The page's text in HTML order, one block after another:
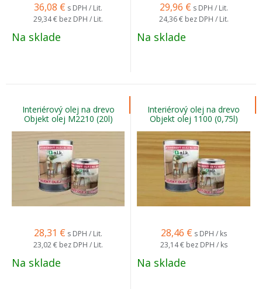
36,08 € s DPH / Lit.
29,34 € bez DPH / Lit.
Na sklade
29,96 € s DPH / Lit.
24,36 € bez DPH / Lit.
Na sklade
Interiérový olej na drevo
Objekt olej M2210 (20l)
28,31 € s DPH / Lit.
23,02 € bez DPH / Lit.
Na sklade
Interiérový olej na drevo
Objekt olej 1100 (0,75l)
28,46 € s DPH / ks
23,14 € bez DPH / ks
Na sklade